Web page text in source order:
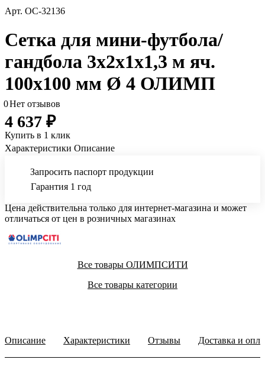
Арт. ОС-32136
Сетка для мини-футбола/
гандбола 3х2х1х1,3 м яч.
100х100 мм Ø 4 ОЛИМП
0Нет отзывов
4 637 ₽
Купить в 1 клик
Характеристики Описание
Запросить паспорт продукции
Гарантия 1 год
Цена действительна только для интернет-магазина и может
отличаться от цен в розничных магазинах
Все товары ОЛИМПСИТИ
Все товары категории
Описание Характеристики Отзывы Доставка и